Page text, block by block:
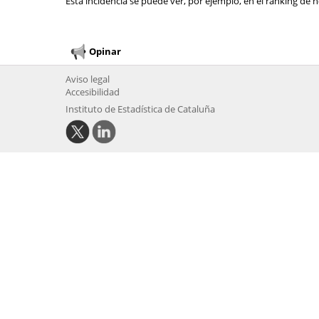
Opinar
Aviso legal
Accesibilidad
Instituto de Estadística de Cataluña